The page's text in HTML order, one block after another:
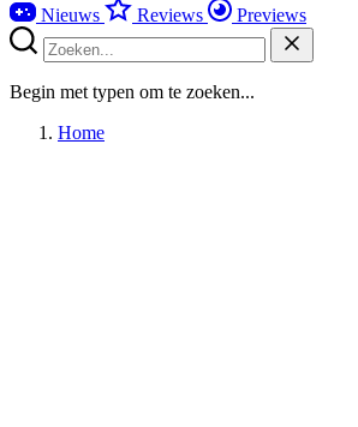
Nieuws
Reviews Previews
Begin met typen om te zoeken...
Home